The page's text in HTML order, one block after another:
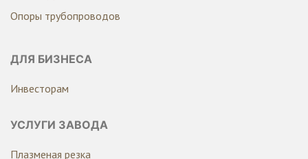
Опоры трубопроводов
ДЛЯ БИЗНЕСА
Инвесторам
УСЛУГИ ЗАВОДА
Плазменая резка